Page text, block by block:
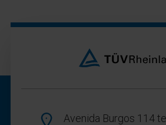
Avenida Burgos 114